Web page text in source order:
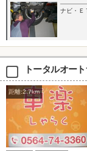
ナビ・Ｅ
トータルオー
距離:2.7km